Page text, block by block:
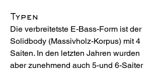
Typen
​Die verbreitetste E-Bass-Form ist der
Solidbody (Massivholz-Korpus) mit 4
Saiten. In den letzten Jahren wurden
aber zunehmend auch 5-und 6-Saiter